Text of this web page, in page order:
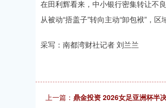
在田利辉看来，中小银行密集转让不
从被动“捂盖子”转向主动“卸包袱”，
采写：南都湾财社记者 刘兰兰
上一篇： 鼎金投资 2026女足亚洲杯半